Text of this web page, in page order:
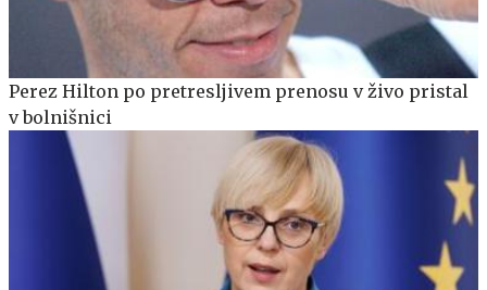
Perez Hilton po pretresljivem prenosu v živo pristal
v bolnišnici